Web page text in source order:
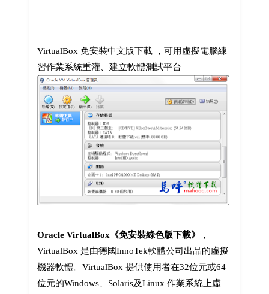
VirtualBox 免安裝中文版下載 ，可用虛擬電腦練
習作業系統重灌、建立軟體測試平台
Oracle VirtualBox《免安裝綠色版下載》
，
VirtualBox 是由德國InnoTek軟體公司出品的虛擬
機器軟體。VirtualBox 提供使用者在32位元或64
位元的Windows、Solaris及Linux 作業系統上虛